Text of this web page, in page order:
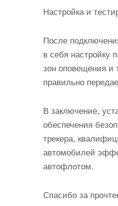
Настройка и
После
в себя настройку
зон оповещения и
правильно
В заключение,
обеспечения
трекера,
автомобилей
автофлотом.
Спасибо за